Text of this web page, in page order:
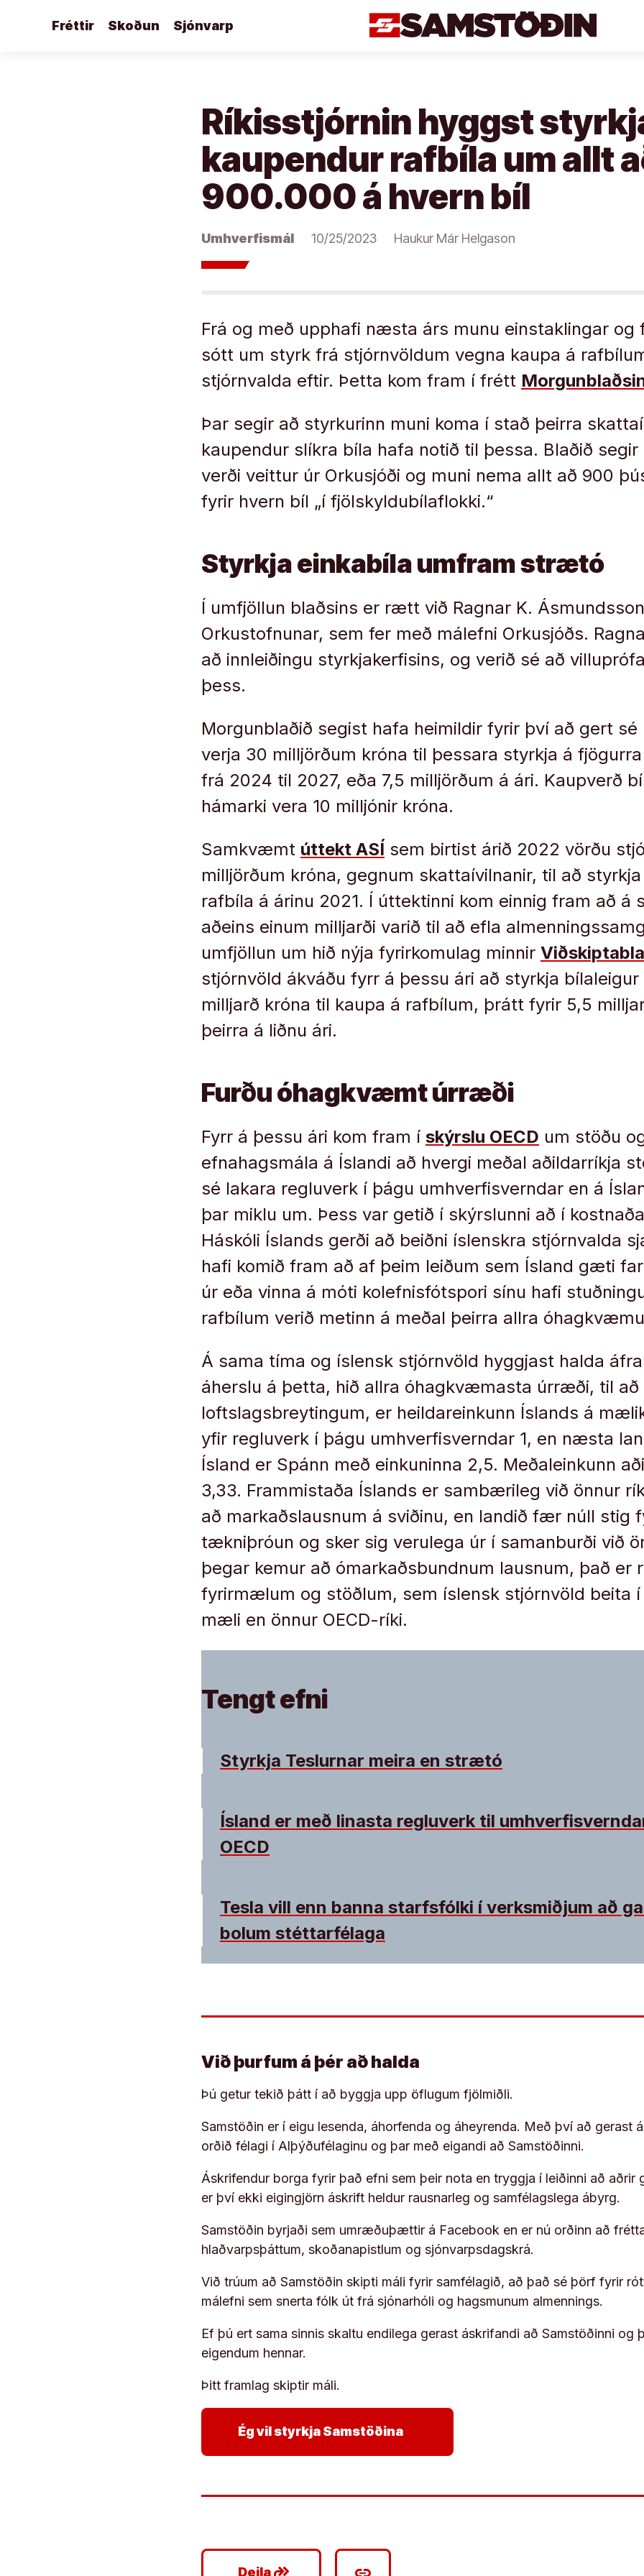
Fréttir Skoðun Sjónvarp
Ríkisstjórnin hyggst
kaupendur rafbíla um allt
900.000 á hvern bíl
Umhverfismál 10/25/2023 Haukur Már Helgason
Frá og með upphafi næsta árs munu einstaklingar
sótt um styrk frá stjórnvöldum vegna kaupa á
stjórnvalda eftir. Þetta kom fram í frétt
Þar segir að styrkurinn muni koma í stað þeirra
kaupendur slíkra bíla hafa notið til þessa. Blaðið
verði veittur úr Orkusjóði og muni nema allt að 900
fyrir hvern bíl „í fjölskyldubílaflokki.“
Styrkja einkabíla umfram strætó
Í umfjöllun blaðsins er rætt við Ragnar K.
Orkustofnunar, sem fer með málefni Orkusjóðs.
að innleiðingu styrkjakerfisins, og verið sé að
þess.
Morgunblaðið segist hafa heimildir fyrir því að gert sé
verja 30 milljörðum króna til þessara styrkja á
frá 2024 til 2027, eða 7,5 milljörðum á ári. Kaupverð
hámarki vera 10 milljónir króna.
Samkvæmt úttekt ASÍ sem birtist árið 2022 vörðu
milljörðum króna, gegnum skattaívilnanir, til að
rafbíla á árinu 2021. Í úttektinni kom einnig fram að á
aðeins einum milljarði varið til að efla
umfjöllun um hið nýja fyrirkomulag minnir
stjórnvöld ákváðu fyrr á þessu ári að styrkja bílaleigur
milljarð króna til kaupa á rafbílum, þrátt fyrir 5,5
þeirra á liðnu ári.
Furðu óhagkvæmt úrræði
Fyrr á þessu ári kom fram í skýrslu OECD um stöðu
efnahagsmála á Íslandi að hvergi meðal aðildarríkja
sé lakara regluverk í þágu umhverfisverndar en á
þar miklu um. Þess var getið í skýrslunni að í
Háskóli Íslands gerði að beiðni íslenskra stjórnvalda
hafi komið fram að af þeim leiðum sem Ísland gæti
úr eða vinna á móti kolefnisfótspori sínu hafi
rafbílum verið metinn á meðal þeirra allra
Á sama tíma og íslensk stjórnvöld hyggjast halda
áherslu á þetta, hið allra óhagkvæmasta úrræði, til að
loftslagsbreytingum, er heildareinkunn Íslands á
yfir regluverk í þágu umhverfisverndar 1, en næsta
Ísland er Spánn með einkuninna 2,5. Meðaleinkunn
3,33. Frammistaða Íslands er sambærileg við önnur
að markaðslausnum á sviðinu, en landið fær núll stig
tækniþróun og sker sig verulega úr í samanburði við
þegar kemur að ómarkaðsbundnum lausnum, það er
fyrirmælum og stöðlum, sem íslensk stjórnvöld beita í
mæli en önnur OECD-ríki.
Tengt efni
Styrkja Teslurnar meira en strætó
Ísland er með linasta regluverk til
OECD
Tesla vill enn banna starfsfólki í verksmiðjum að
bolum stéttarfélaga
Við þurfum á þér að halda
Þú getur tekið þátt í að byggja upp öflugum fjölmiðli.
Samstöðin er í eigu lesenda, áhorfenda og áheyrenda. Með því að gerast
orðið félagi í Alþýðufélaginu og þar með eigandi að Samstöðinni.
Áskrifendur borga fyrir það efni sem þeir nota en tryggja í leiðinni að aðrir
er því ekki eigingjörn áskrift heldur rausnarleg og samfélagslega ábyrg.
Samstöðin byrjaði sem umræðuþættir á Facebook en er nú orðinn að
hlaðvarpsþáttum, skoðanapistlum og sjónvarpsdagskrá.
Við trúum að Samstöðin skipti máli fyrir samfélagið, að það sé þörf fyrir
málefni sem snerta fólk út frá sjónarhóli og hagsmunum almennings.
Ef þú ert sama sinnis skaltu endilega gerast áskrifandi að Samstöðinni og
eigendum hennar.
Þitt framlag skiptir máli.
Ég vil styrkja Samstöðina
Deila